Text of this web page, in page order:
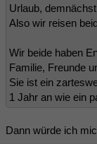
Urlaub,
Also wir reisen
Wir beide haben
Familie, Freunde
Sie ist ein
1 Jahr an wie ein
Dann würde ich